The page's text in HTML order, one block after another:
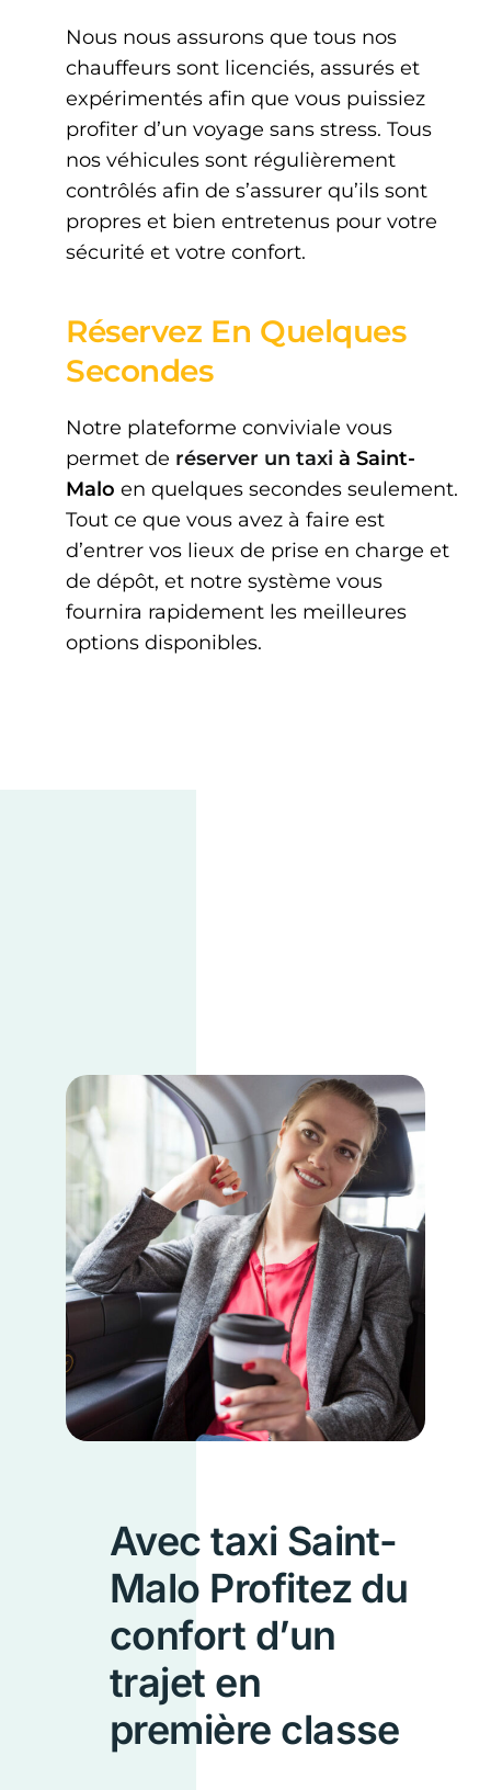
Nous nous assurons que tous nos
chauffeurs sont licenciés, assurés et
expérimentés afin que vous puissiez
profiter d’un voyage sans stress. Tous
nos véhicules sont régulièrement
contrôlés afin de s’assurer qu’ils sont
propres et bien entretenus pour votre
sécurité et votre confort.
Réservez En Quelques
Secondes
Notre plateforme conviviale vous
permet de réserver un taxi à Saint-
Malo en quelques secondes seulement.
Tout ce que vous avez à faire est
d’entrer vos lieux de prise en charge et
de dépôt, et notre système vous
fournira rapidement les meilleures
options disponibles.
Avec taxi Saint-
Malo Profitez du
confort d’un
trajet en
première classe